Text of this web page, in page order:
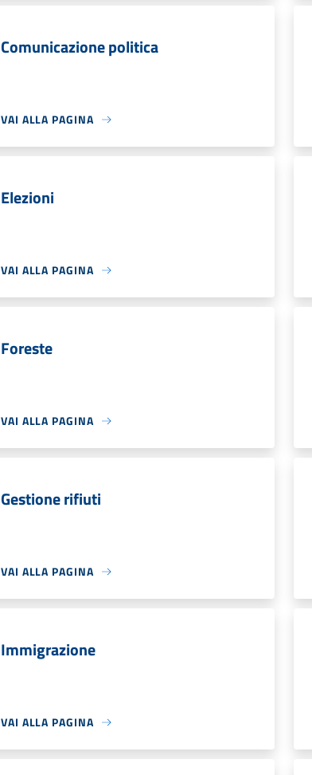
Comunicazione politica
VAI ALLA PAGINA
Elezioni
VAI ALLA PAGINA
Foreste
VAI ALLA PAGINA
Gestione rifiuti
VAI ALLA PAGINA
Immigrazione
VAI ALLA PAGINA